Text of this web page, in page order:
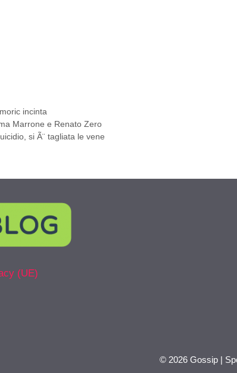
incinta
Marrone e Renato Zero
si Ã¨ tagliata le vene
(UE)
© 2026 Gossip |